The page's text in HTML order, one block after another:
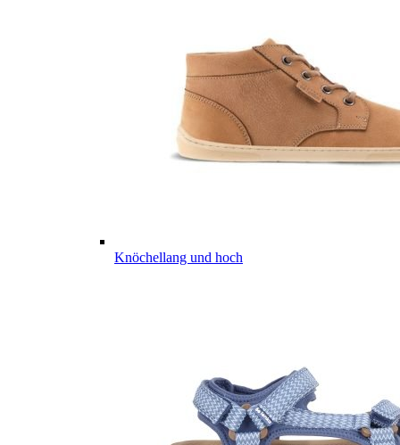
Knöchellang und hoch